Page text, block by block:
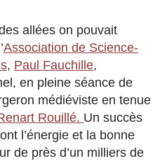
allées on pouvait
Association de Science-
, Paul Fauchille,
en pleine séance de
médiéviste en tenue
Rouillé. Un succès
l’énergie et la bonne
de près d’un milliers de